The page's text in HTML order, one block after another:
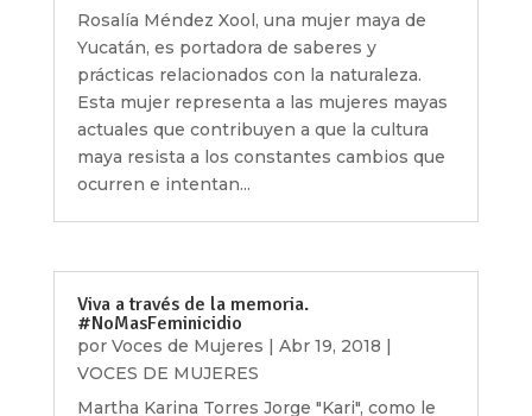
Rosalía Méndez Xool, una mujer maya de
Yucatán, es portadora de saberes y
prácticas relacionados con la naturaleza.
Esta mujer representa a las mujeres mayas
actuales que contribuyen a que la cultura
maya resista a los constantes cambios que
ocurren e intentan...
Viva a través de la memoria.
#NoMasFeminicidio
por Voces de Mujeres | Abr 19, 2018 |
VOCES DE MUJERES
Martha Karina Torres Jorge "Kari", como le